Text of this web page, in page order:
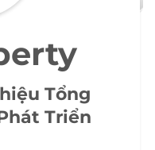
Tổng
Triển